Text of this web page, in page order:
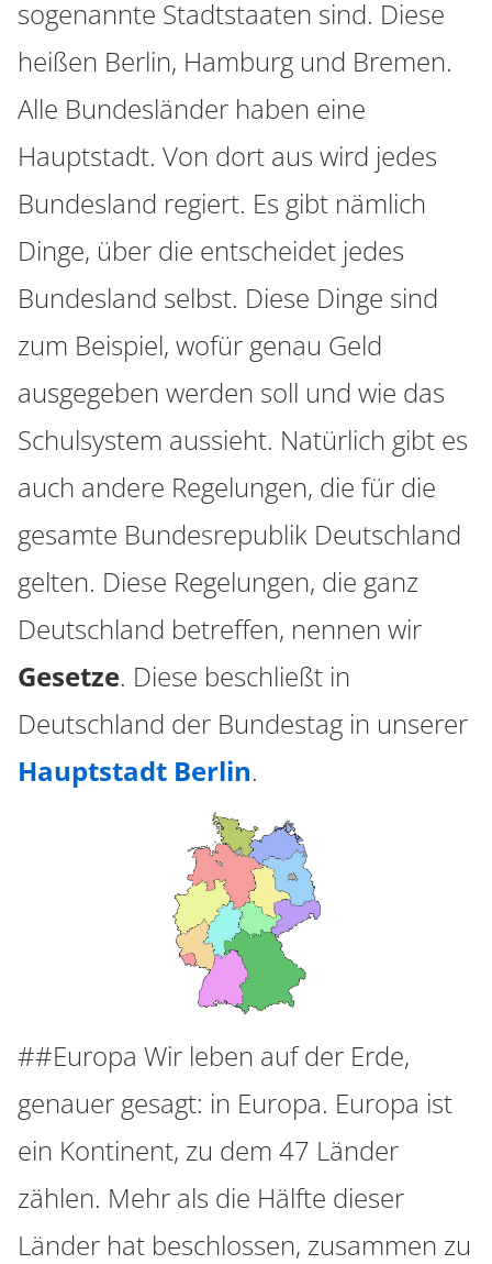
sogenannte Stadtstaaten sind. Diese
heißen Berlin, Hamburg und Bremen.
Alle Bundesländer haben eine
Hauptstadt. Von dort aus wird jedes
Bundesland regiert. Es gibt nämlich
Dinge, über die entscheidet jedes
Bundesland selbst. Diese Dinge sind
zum Beispiel, wofür genau Geld
ausgegeben werden soll und wie das
Schulsystem aussieht. Natürlich gibt es
auch andere Regelungen, die für die
gesamte Bundesrepublik Deutschland
gelten. Diese Regelungen, die ganz
Deutschland betreffen, nennen wir
Gesetze. Diese beschließt in
Deutschland der Bundestag in unserer
Hauptstadt Berlin.
##Europa Wir leben auf der Erde,
genauer gesagt: in Europa. Europa ist
ein Kontinent, zu dem 47 Länder
zählen. Mehr als die Hälfte dieser
Länder hat beschlossen, zusammen zu